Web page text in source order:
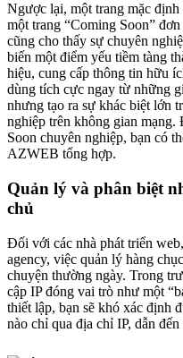
Ngược lại, một trang mặc
một trang “Coming Soon”
cũng cho thấy sự chuyên
biến một điểm yếu tiềm tàng
hiệu, cung cấp thông tin hữu
dùng tích cực ngay từ những
nhưng tạo ra sự khác biệt lớn
nghiệp trên không gian
Soon chuyên nghiệp, bạn có
AZWEB tổng hợp.
Quản lý và phân biệt
chủ
Đối với các nhà phát triển
agency, việc quản lý hàng
chuyện thường ngày. Trong
cập IP đóng vai trò như một
thiết lập, bạn sẽ khó xác định
nào chỉ qua địa chỉ IP, dẫn